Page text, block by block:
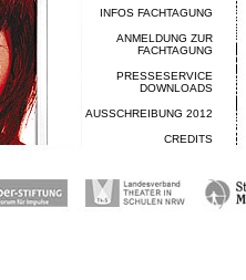
INFOS FACHTAGUNG
ANMELDUNG ZUR
FACHTAGUNG
PRESSESERVICE
DOWNLOADS
AUSSCHREIBUNG 2012
CREDITS